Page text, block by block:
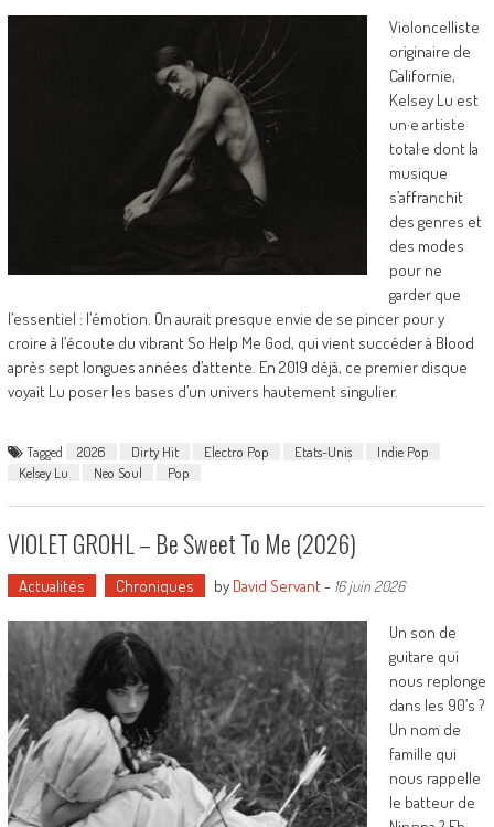
Violoncelliste
originaire de
Californie,
Kelsey Lu est
un·e artiste
total·e dont la
musique
s’affranchit
des genres et
des modes
pour ne
garder que
l’essentiel : l’émotion. On aurait presque envie de se pincer pour y
croire à l’écoute du vibrant So Help Me God, qui vient succéder à Blood
après sept longues années d’attente. En 2019 déjà, ce premier disque
voyait Lu poser les bases d’un univers hautement singulier.
Tagged 2026 Dirty Hit Electro Pop Etats-Unis
Indie Pop
Kelsey Lu
Neo Soul Pop
VIOLET GROHL – Be Sweet To Me (2026)
Actualités Chroniques by David Servant- 16 juin 2026
Un son de
guitare qui
nous replonge
dans les 90’s ?
Un nom de
famille qui
nous rappelle
le batteur de